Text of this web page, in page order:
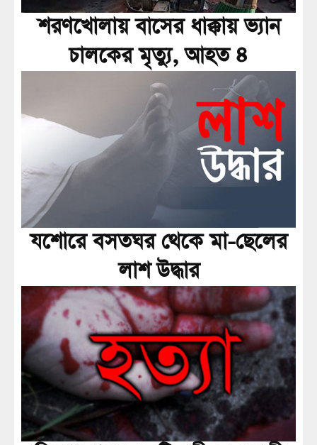
শরণখোলায় বাসের ধাক্কায় ভ্যান
চালকের মৃত্যু, আহত ৪
যশোরে বসতঘর থেকে মা-ছেলের
লাশ উদ্ধার